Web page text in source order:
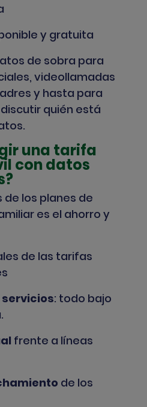
y gratuita
de sobra para
videollamadas
y hasta para
quién está
una tarifa
con datos
de los planes de
es el ahorro y
de las tarifas
: todo bajo
frente a líneas
de los